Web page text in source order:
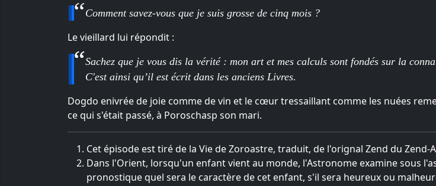
Comment savez-vous que je suis grosse de cinq mois ?
Le vieillard lui répondit :
Sachez que je vous dis la vérité : mon art et mes calculs sont fondés sur la
C'est ainsi qu’il est écrit dans les anciens Livres.
Dogdo enivrée de joie comme de vin et le cœur tressaillant comme les nuées
ce qui s'était passé, à Poroschasp son mari.
Cet épisode est tiré de la Vie de Zoroastre, traduit, de l'orignal Zend du Zend-
Dans l'Orient, lorsqu'un enfant vient au monde, l'Astronome examine sous
pronostique quel sera le caractère de cet enfant, s'il sera heureux ou